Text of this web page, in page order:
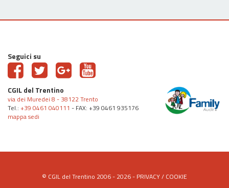
Seguici su
CGIL del Trentino
via dei Muredei 8 - 38122 Trento
Tel.: +39 0461 040111 - FAX: +39 0461 935176
mappa sedi
© CGIL del Trentino 2006 - 2026 - PRIVACY/ COOKIE